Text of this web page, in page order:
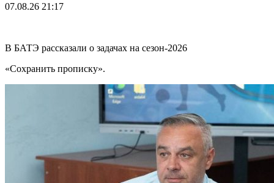
07.08.26 21:17
В БАТЭ рассказали о задачах на сезон-2026
«Сохранить прописку».